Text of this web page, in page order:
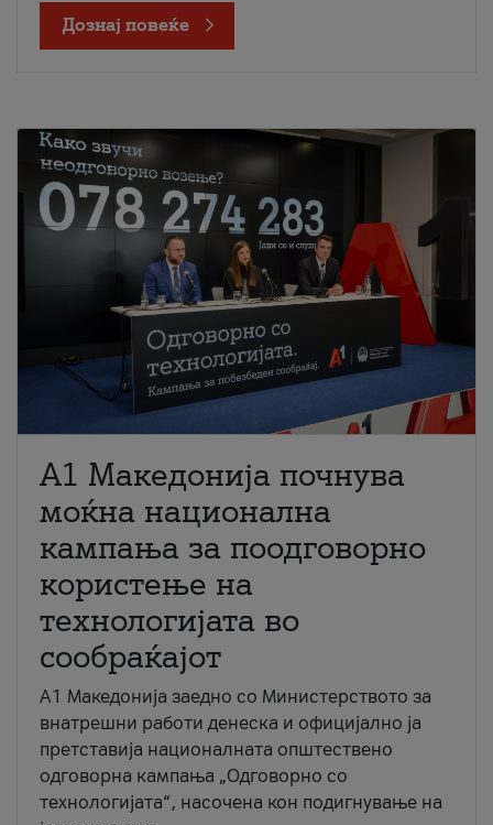
Дознај повеќе
A1 Македонија почнува
моќна национална
кампања за поодговорно
користење на
технологијата во
сообраќајот
A1 Македонија заедно со Министерството за
внатрешни работи денеска и официјално ја
претставија националната општествено
одговорна кампања „Одговорно со
технологијата“, насочена кон подигнување на